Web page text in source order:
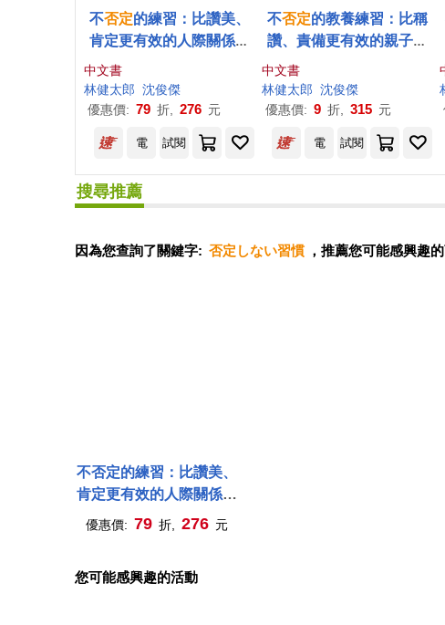
不否定的練習：比讚美、
肯定更有效的人際關係法
中文書
林健太郎 沈俊傑
優惠價: 79 折, 276 元
不否定的教養練習：比稱
讚、責備更有效的親子溝
中文書
林健太郎 沈俊傑
優惠價: 9 折, 315 元
電 試閱 電 試閱
搜尋推薦
因為您查詢了關鍵字: 否定しない習慣 ，推薦您可能感興趣
不否定的練習：比讚美、
肯定更有效的人際關係法
則
優惠價: 79 折, 276 元
您可能感興趣的活動